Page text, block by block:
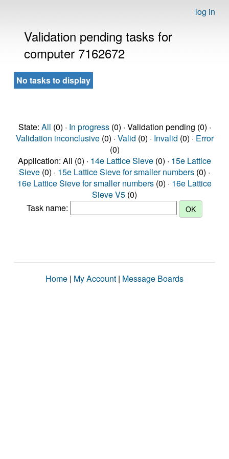
log in
Validation pending tasks for
computer 7162672
No tasks to display
State: All (0) · In progress(0) · Validation pending (0) ·
Validation inconclusive(0) · Valid (0) · Invalid (0) · Error
(0)
Application: All (0) · 14e Lattice Sieve (0) · 15e Lattice
Sieve (0) · 15e Lattice Sieve for smaller numbers (0) ·
16e Lattice Sieve for smaller numbers (0) · 16e Lattice
Sieve V5 (0)
Task name:
Home | My Account | Message Boards